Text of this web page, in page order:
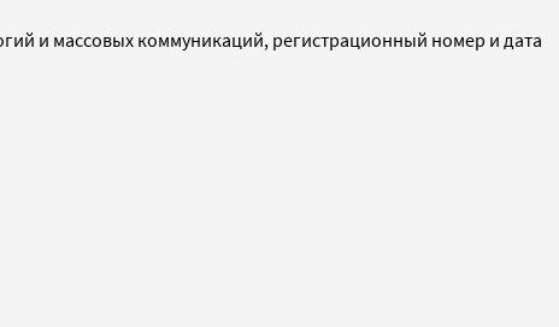
и массовых коммуникаций, регистрационный номер и дата